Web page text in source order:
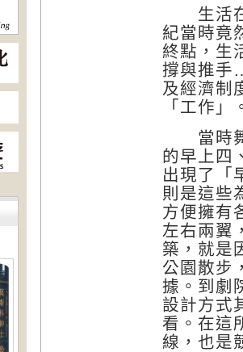
生活在
紀當時竟
終點，生
撐與推手
及經濟制
「工作」
當時舞
的早上四
出現了「
則是這些
方便擁有
左右兩翼
築，就是
公園散步
據。到劇
設計方式
看。在這
線，也是